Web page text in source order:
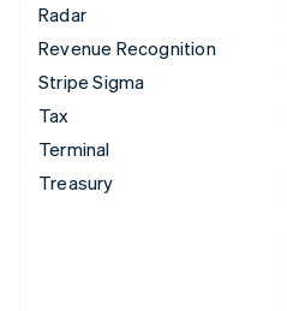
Radar
Revenue Recognition
Stripe Sigma
Tax
Terminal
Treasury